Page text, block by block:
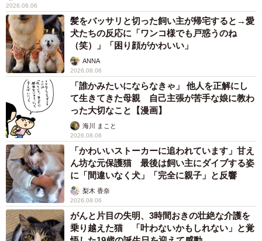
2026.08.06
髪をバッサリと切った飼い主が帰宅すると→愛
犬たちの反応に「ワンコ様でも戸惑うのね
（笑）」「困り顔がかわいい」
ANNA
2026.08.06
「誰かみたいにならなきゃ」 他人を正解にし
て生きてきた母親 自己主張が苦手な娘に教わ
った大切なこと【漫画】
海川 まこと
2026.08.06
「かわいいストーカーに追われています」甘え
ん坊な元保護猫 最後は飼い主にダイブする姿
に「間違いなく犬」「完全に親子」と反響
梨木 香奈
2026.08.06
がんと片目の失明、3時間おきの壮絶な介護を
乗り越えた猫 「叶わないかもしれない」と覚